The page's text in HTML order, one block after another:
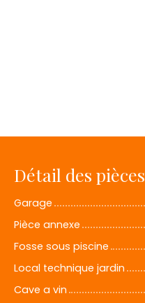
Détail des pièces
Garage
Pièce annexe
Fosse sous piscine
Local technique jardin
Cave a vin